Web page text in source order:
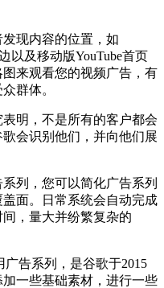
现内容的位置，如
以及移动版YouTube首页
图来观看您的视频广告，有
群体。
明，不是所有的客户都会
会识别他们，并向他们展
列，您可以简化广告系列
面。日常系统会自动完成
，量大并纷繁复杂的
告系列，是谷歌于2015
一些基础素材，进行一些